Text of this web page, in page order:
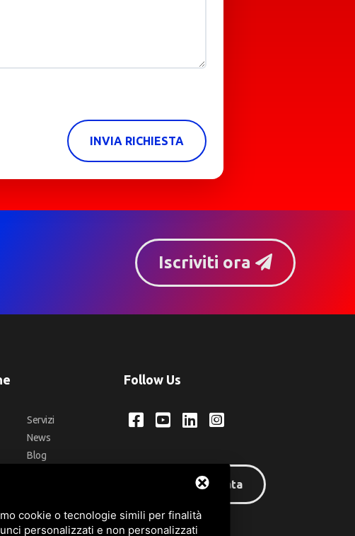
INVIA RICHIESTA
Iscriviti ora
Servizi
News
Blog
Follow Us
Area riservata
cookie o tecnologie simili per finalità
personalizzati e non personalizzati